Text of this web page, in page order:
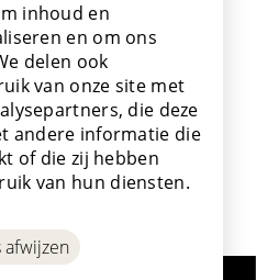
GERMAN
SPANISH
inhoud en
en om ons
delen ook
van onze site met
die deze
andere informatie die
of die zij hebben
van hun diensten.
afwijzen